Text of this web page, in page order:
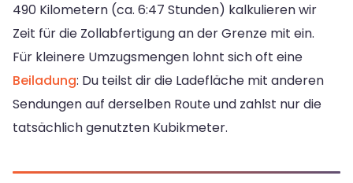
490 Kilometern (ca. 6:47 Stunden) kalkulieren wir
Zeit für die Zollabfertigung an der Grenze mit ein.
Für kleinere Umzugsmengen lohnt sich oft eine
Beiladung: Du teilst dir die Ladefläche mit anderen
Sendungen auf derselben Route und zahlst nur die
tatsächlich genutzten Kubikmeter.